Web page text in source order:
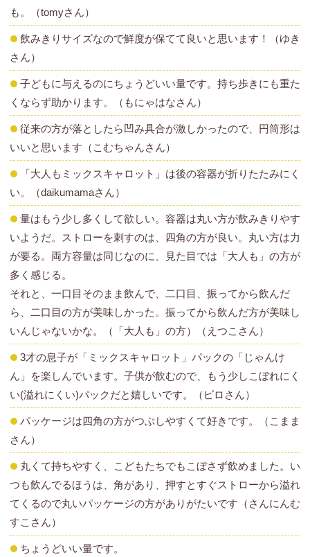
も。（tomyさん）
飲みきりサイズなので鮮度が保てて良いと思います！（ゆき
さん）
子どもに与えるのにちょうどいい量です。持ち歩きにも重た
くならず助かります。（もにゃはなさん）
従来の方が落としたら凹み具合が激しかったので、円筒形は
いいと思います（こむちゃんさん）
「大人もミックスキャロット」は後の容器が折りたたみにく
い。（daikumamaさん）
量はもう少し多くして欲しい。容器は丸い方が飲みきりやす
いようだ。ストローを刺すのは、四角の方が良い。丸い方は力
が要る。両方容量は同じなのに、見た目では「大人も」の方が
多く感じる。
それと、一口目そのまま飲んで、二口目、振ってから飲んだ
ら、二口目の方が美味しかった。振ってから飲んだ方が美味し
いんじゃないかな。（「大人も」の方）（えつこさん）
3才の息子が「ミックスキャロット」パックの「じゃんけ
ん」を楽しんでいます。子供が飲むので、もう少しこぼれにく
い(溢れにくい)パックだと嬉しいです。（ピロさん）
パッケージは四角の方がつぶしやすくて好きです。（こまま
さん）
丸くて持ちやすく、こどもたちでもこぼさず飲めました。い
つも飲んでるほうは、角があり、押すとすぐストローから溢れ
てくるので丸いパッケージの方がありがたいです（さんにんむ
すこさん）
ちょうどいい量です。